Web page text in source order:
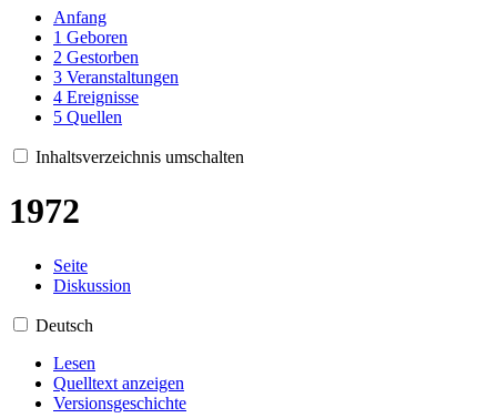
Anfang
1 Geboren
2 Gestorben
3 Veranstaltungen
4 Ereignisse
5 Quellen
Inhaltsverzeichnis umschalten
1972
Seite
Diskussion
Deutsch
Lesen
Quelltext anzeigen
Versionsgeschichte